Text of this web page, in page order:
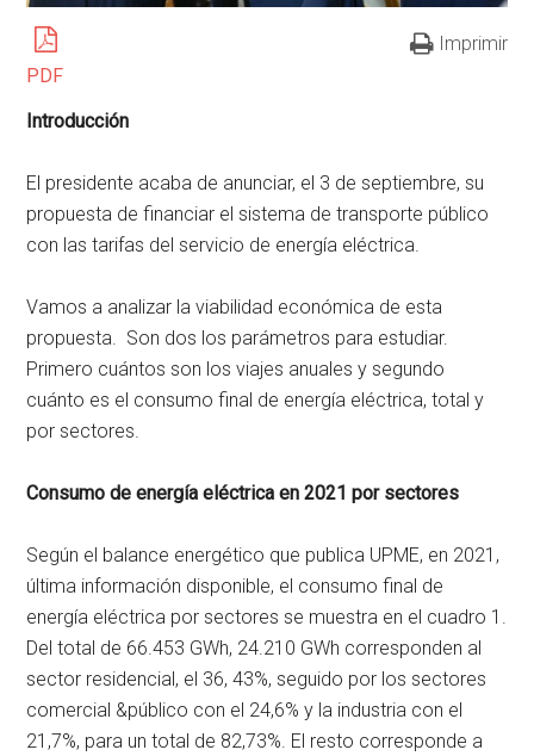
PDF
Imprimir
Introducción
El presidente acaba de anunciar, el 3 de septiembre, su
propuesta de financiar el sistema de transporte público
con las tarifas del servicio de energía eléctrica.
Vamos a analizar la viabilidad económica de esta
propuesta. Son dos los parámetros para estudiar.
Primero cuántos son los viajes anuales y segundo
cuánto es el consumo final de energía eléctrica, total y
por sectores.
Consumo de energía eléctrica en 2021 por sectores
Según el balance energético que publica UPME, en 2021,
última información disponible, el consumo final de
energía eléctrica por sectores se muestra en el cuadro 1.
Del total de 66.453 GWh, 24.210 GWh corresponden al
sector residencial, el 36, 43%, seguido por los sectores
comercial &público con el 24,6% y la industria con el
21,7%, para un total de 82,73%. El resto corresponde a